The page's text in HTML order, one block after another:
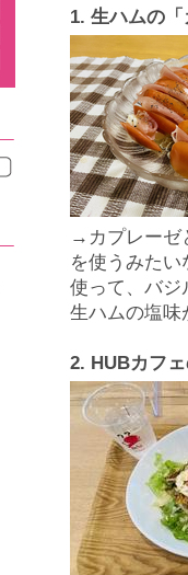
1. 生ハムの
→カプレーゼ
を使うみた
使って、バジ
生ハムの塩味
2. HUBカフ